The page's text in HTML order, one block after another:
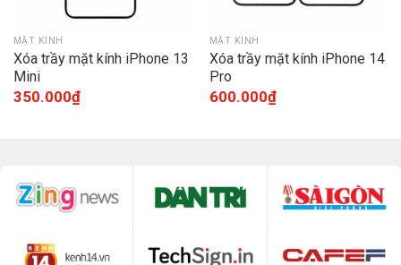
MẶT KÍNH
Xóa trầy mặt kính iPhone 13
Mini
350.000₫
MẶT KÍNH
Xóa trầy mặt kính iPhone 14
Pro
600.000₫